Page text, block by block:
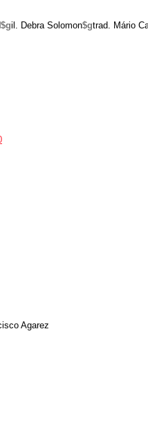
$gil. Debra Solomon$gtrad. Mário
Agarez